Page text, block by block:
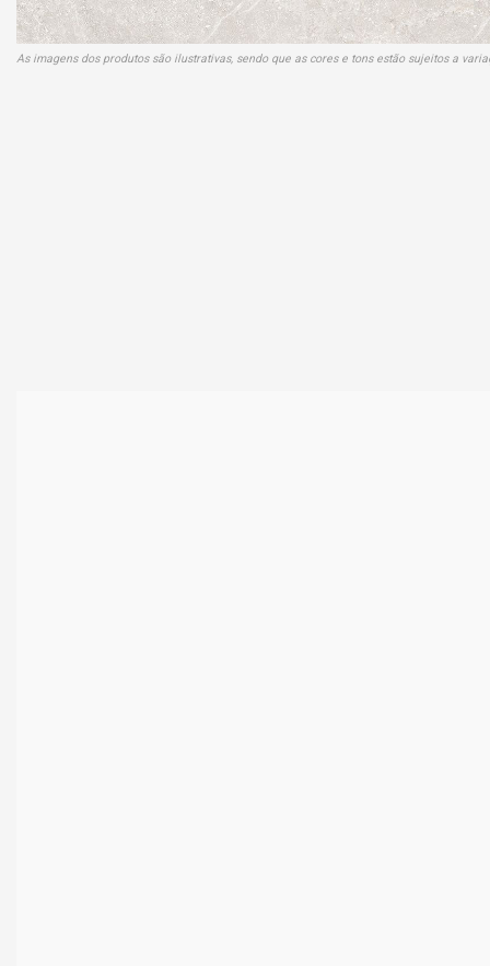
As imagens dos produtos são ilustrativas, sendo que as cores e tons estão sujeitos a